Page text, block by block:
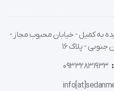
'  مجموعه اسپلینت هالوکس والگوس  طب و صنعت 10100 :-
در برابر بیماری
به کمیل - خیابان محبوب مجاز -
جنوبی - پلاک 16
09332831933